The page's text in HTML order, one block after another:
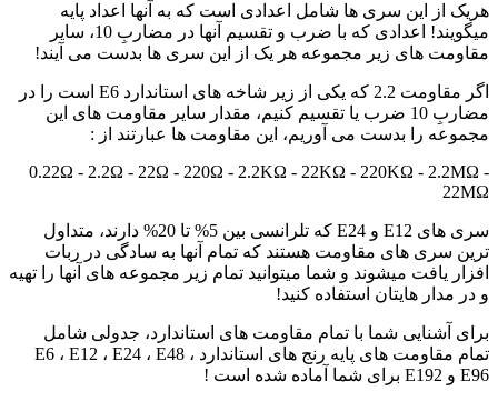
هریک از این سری ها شامل اعدادی است که به آنها اعداد پایه
میگویند! اعدادی که با ضرب و تقسیم آنها در مضاربِ 10، سایر
مقاومت های زیر مجموعه هر یک از این سری ها بدست می آیند!
اگر مقاومت 2.2 که یکی از زیر شاخه های استاندارد E6 است را در
مضاربِ 10 ضرب یا تقسیم کنیم، مقدار سایر مقاومت های این
مجموعه را بدست می آوریم، این مقاومت ها عبارتند از :
0.22Ω - 2.2Ω - 22Ω - 220Ω - 2.2KΩ - 22KΩ - 220KΩ - 2.2MΩ -
22MΩ
سری های E12 و E24 که تلرانسی بین 5% تا 20% دارند، متداول
ترین سری های مقاومت هستند که تمام آنها به سادگی در ربات
افزار یافت میشوند و شما میتوانید تمام زیر مجموعه های آنها را تهیه
و در مدار هایتان استفاده کنید!
برای آشنایی شما با تمام مقاومت های استاندارد، جدولی شامل
تمام مقاومت های پایه رنج های استاندارد E6 ، E12 ، E24 ، E48 ،
E96 و E192 برای شما آماده شده است !